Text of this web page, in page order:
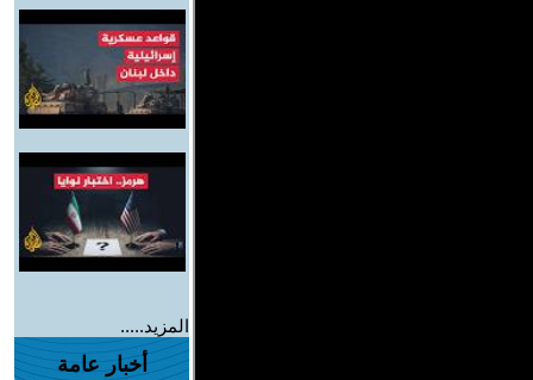
المزيد.....
أخبار عامة